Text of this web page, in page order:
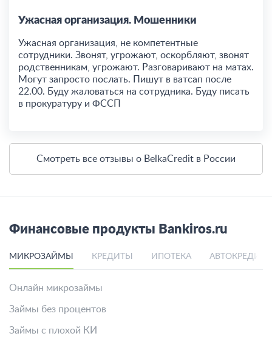
Ужасная организация. Мошенники
Ужасная организация, не компетентные
сотрудники. Звонят, угрожают, оскорбляют, звонят
родственникам, угрожают. Разговаривают на матах.
Могут запросто послать. Пишут в ватсап после
22.00. Буду жаловаться на сотрудника. Буду писать
в прокуратуру и ФССП
Смотреть все отзывы о BelkaCredit в России
Финансовые продукты Bankiros.ru
МИКРОЗАЙМЫ КРЕДИТЫ ИПОТЕКА
Онлайн микрозаймы
Займы без процентов
Займы с плохой КИ